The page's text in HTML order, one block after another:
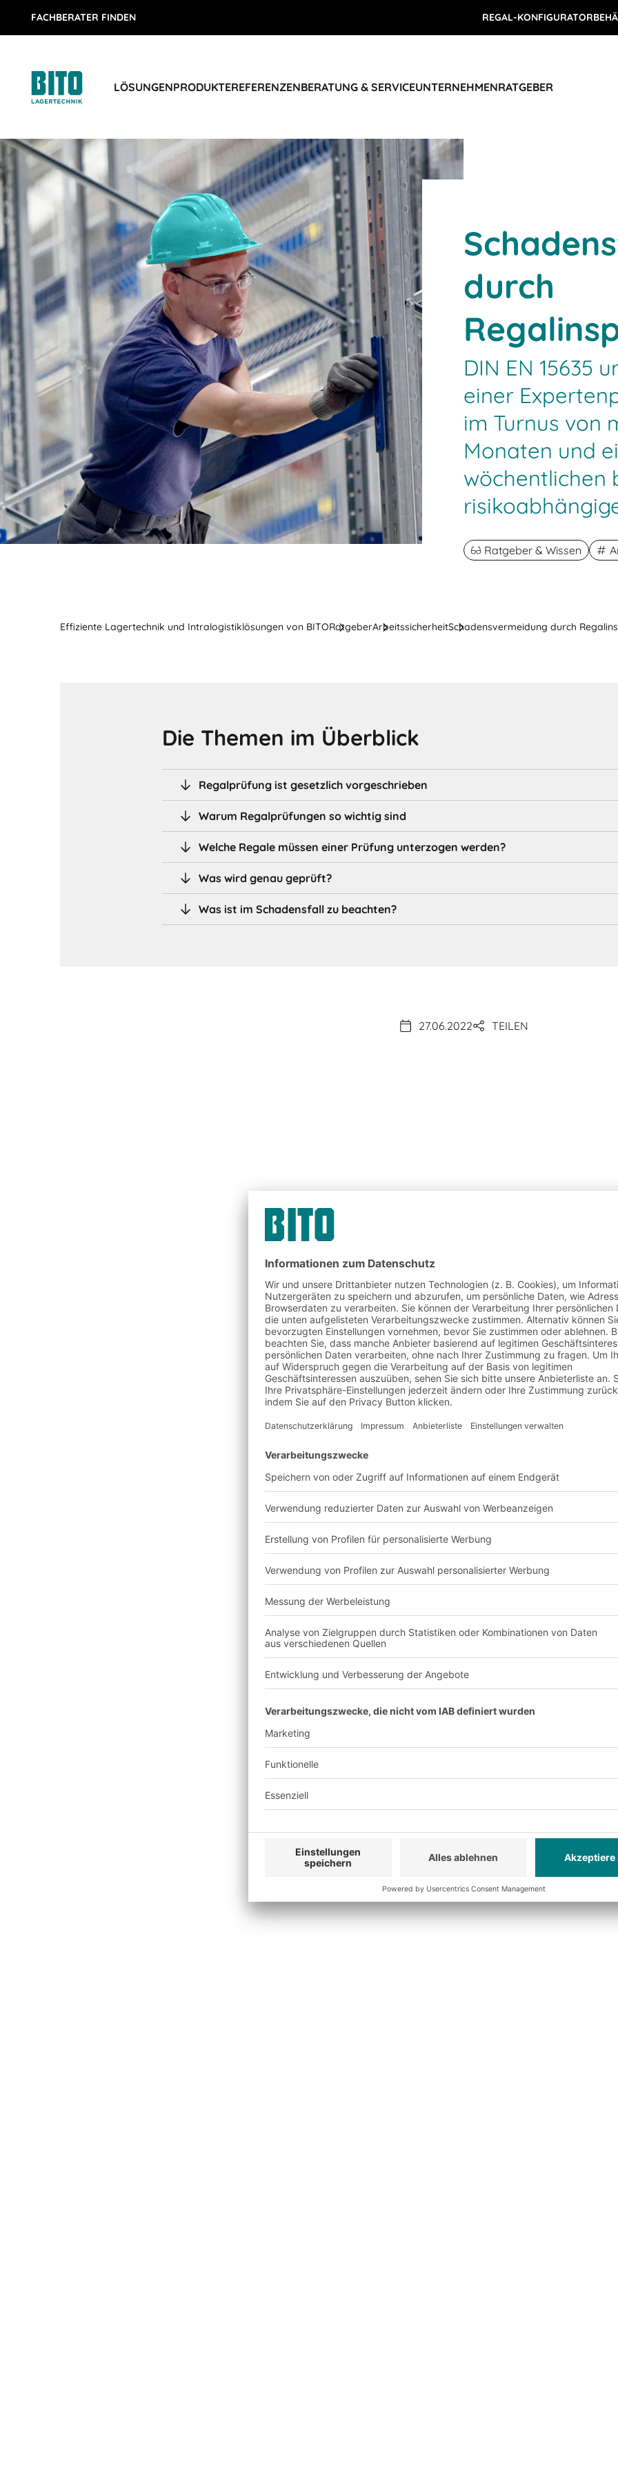
FACHBERATER FINDEN REGAL-KONFIGURATOR
LÖSUNGENPRODUKTEREFERENZENBERATUNG & SERVICEUNTERNEHMENRATGEBER
durch
DIN EN 15635
einer
im Turnus von
Monaten und
wöchentlichen
Ratgeber & Wissen
Effiziente Lagertechnik und Intralogistiklösungen von BITORatgeberArbeitssicherheitSchadensvermeidung durch
Die Themen im Überblick
Regalprüfung ist gesetzlich vorgeschrieben
Warum Regalprüfungen so wichtig sind
Welche Regale müssen einer Prüfung unterzogen werden?
Was wird genau geprüft?
Was ist im Schadensfall zu beachten?
27.06.2022 TEILEN